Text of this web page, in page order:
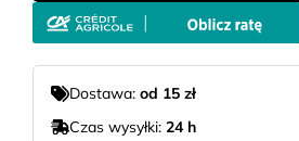
Dostawa: od 15 zł
Czas wysyłki: 24 h